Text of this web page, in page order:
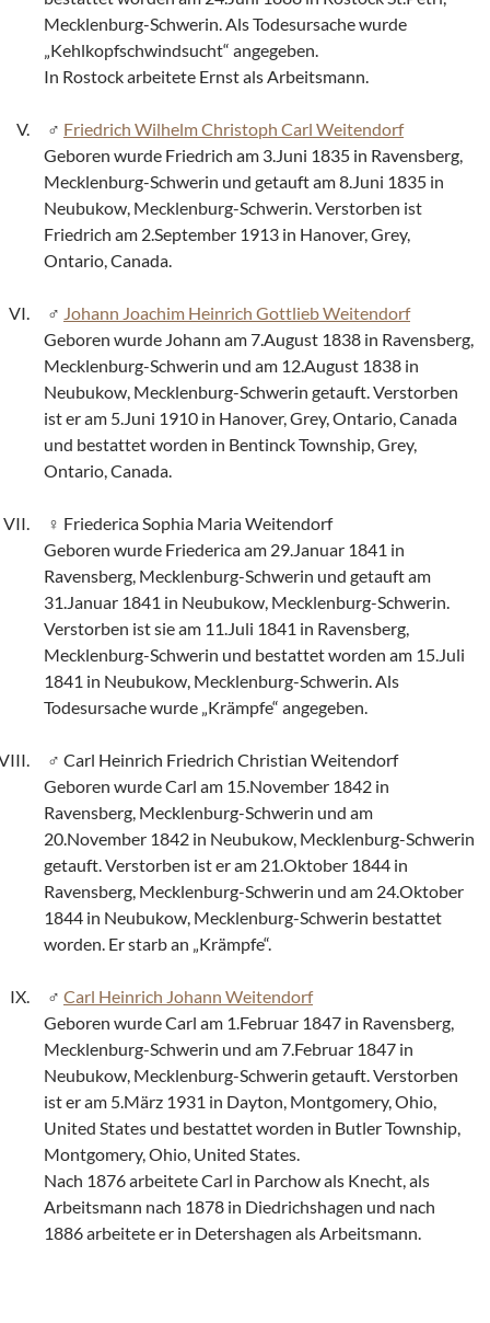
Mecklenburg-Schwerin. Als Todesursache wurde
„Kehlkopfschwindsucht“ angegeben.
In Rostock arbeitete Ernst als Arbeitsmann.
Friedrich Wilhelm Christoph Carl Weitendorf
Geboren wurde Friedrich am 3.Juni 1835 in Ravensberg,
Mecklenburg-Schwerin und getauft am 8.Juni 1835 in
Neubukow, Mecklenburg-Schwerin. Verstorben ist
Friedrich am 2.September 1913 in Hanover, Grey,
Ontario, Canada.
Johann Joachim Heinrich Gottlieb Weitendorf
Geboren wurde Johann am 7.August 1838 in Ravensberg,
Mecklenburg-Schwerin und am 12.August 1838 in
Neubukow, Mecklenburg-Schwerin getauft. Verstorben
ist er am 5.Juni 1910 in Hanover, Grey, Ontario, Canada
und bestattet worden in Bentinck Township, Grey,
Ontario, Canada.
Friederica Sophia Maria Weitendorf
Geboren wurde Friederica am 29.Januar 1841 in
Ravensberg, Mecklenburg-Schwerin und getauft am
31.Januar 1841 in Neubukow, Mecklenburg-Schwerin.
Verstorben ist sie am 11.Juli 1841 in Ravensberg,
Mecklenburg-Schwerin und bestattet worden am 15.Juli
1841 in Neubukow, Mecklenburg-Schwerin. Als
Todesursache wurde „Krämpfe“ angegeben.
Carl Heinrich Friedrich Christian Weitendorf
Geboren wurde Carl am 15.November 1842 in
Ravensberg, Mecklenburg-Schwerin und am
20.November 1842 in Neubukow, Mecklenburg-Schwerin
getauft. Verstorben ist er am 21.Oktober 1844 in
Ravensberg, Mecklenburg-Schwerin und am 24.Oktober
1844 in Neubukow, Mecklenburg-Schwerin bestattet
worden. Er starb an „Krämpfe“.
Carl Heinrich Johann Weitendorf
Geboren wurde Carl am 1.Februar 1847 in Ravensberg,
Mecklenburg-Schwerin und am 7.Februar 1847 in
Neubukow, Mecklenburg-Schwerin getauft. Verstorben
ist er am 5.März 1931 in Dayton, Montgomery, Ohio,
United States und bestattet worden in Butler Township,
Montgomery, Ohio, United States.
Nach 1876 arbeitete Carl in Parchow als Knecht, als
Arbeitsmann nach 1878 in Diedrichshagen und nach
1886 arbeitete er in Detershagen als Arbeitsmann.